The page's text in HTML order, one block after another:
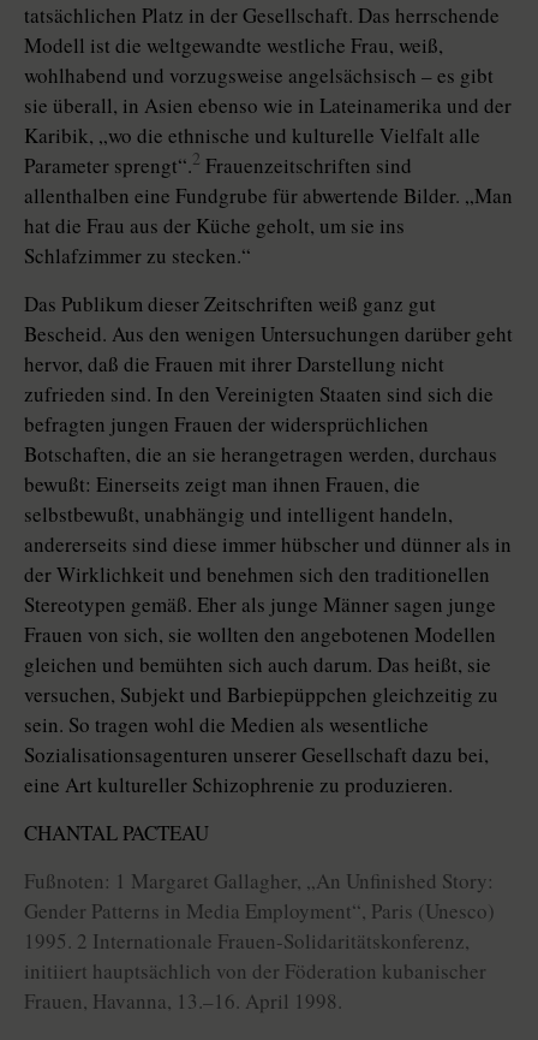
tatsächlichen Platz in der Gesellschaft. Das herrschende
Modell ist die weltgewandte westliche Frau, weiß,
wohlhabend und vorzugsweise angelsächsisch – es gibt
sie überall, in Asien ebenso wie in Lateinamerika und der
Karibik, „wo die ethnische und kulturelle Vielfalt alle
Parameter sprengt“.2 Frauenzeitschriften sind
allenthalben eine Fundgrube für abwertende Bilder. „Man
hat die Frau aus der Küche geholt, um sie ins
Schlafzimmer zu stecken.“
Das Publikum dieser Zeitschriften weiß ganz gut
Bescheid. Aus den wenigen Untersuchungen darüber geht
hervor, daß die Frauen mit ihrer Darstellung nicht
zufrieden sind. In den Vereinigten Staaten sind sich die
befragten jungen Frauen der widersprüchlichen
Botschaften, die an sie herangetragen werden, durchaus
bewußt: Einerseits zeigt man ihnen Frauen, die
selbstbewußt, unabhängig und intelligent handeln,
andererseits sind diese immer hübscher und dünner als in
der Wirklichkeit und benehmen sich den traditionellen
Stereotypen gemäß. Eher als junge Männer sagen junge
Frauen von sich, sie wollten den angebotenen Modellen
gleichen und bemühten sich auch darum. Das heißt, sie
versuchen, Subjekt und Barbiepüppchen gleichzeitig zu
sein. So tragen wohl die Medien als wesentliche
Sozialisationsagenturen unserer Gesellschaft dazu bei,
eine Art kultureller Schizophrenie zu produzieren.
CHANTAL PACTEAU
Fußnoten: 1 Margaret Gallagher, „An Unfinished Story:
Gender Patterns in Media Employment“, Paris (Unesco)
1995. 2 Internationale Frauen-Solidaritätskonferenz,
initiiert hauptsächlich von der Föderation kubanischer
Frauen, Havanna, 13.–16. April 1998.